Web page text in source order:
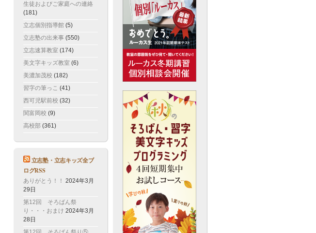
生徒およびご家庭への連絡
(181)
立志個別指導館 (5)
立志塾の出来事 (550)
立志速算教室 (174)
美文字キッズ教室 (6)
美濃加茂校 (182)
習字の筆っこ (41)
西可児駅前校 (32)
関富岡校 (9)
高校部 (361)
立志塾・立志キッズ全ブ
ログRSS
ありがとう！！ 2024年3月
29日
第12回 そろばん祭
り・・・おまけ 2024年3月
28日